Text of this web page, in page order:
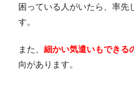
困っている人がいたら、率先
す。
また、 細かい気遣いもできる
向があります。